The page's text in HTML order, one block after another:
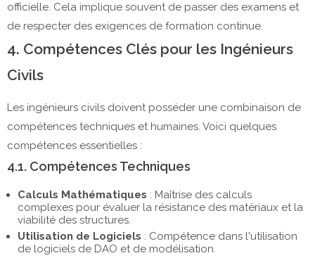
officielle. Cela implique souvent de passer des examens et
de respecter des exigences de formation continue.
4. Compétences Clés pour les Ingénieurs
Civils
Les ingénieurs civils doivent posséder une combinaison de
compétences techniques et humaines. Voici quelques
compétences essentielles :
4.1. Compétences Techniques
Calculs Mathématiques : Maîtrise des calculs
complexes pour évaluer la résistance des matériaux et la
viabilité des structures.
Utilisation de Logiciels : Compétence dans l'utilisation
de logiciels de DAO et de modélisation.